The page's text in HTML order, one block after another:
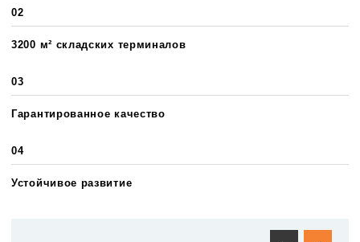
02
3200 м² складских терминалов
03
Гарантированное качество
04
Устойчивое развитие